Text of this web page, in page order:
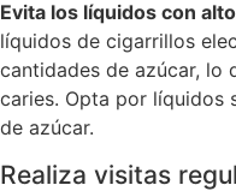
Evita los líquidos con
líquidos de cigarrillos
cantidades de azúcar, lo
caries. Opta por líquidos
de azúcar.
Realiza visitas